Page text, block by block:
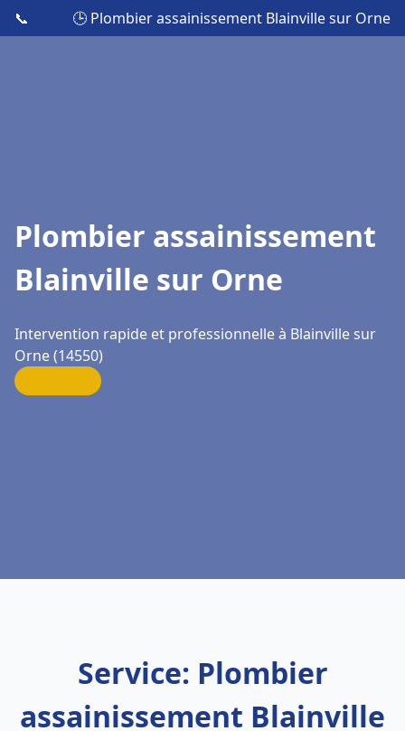
📞 🕒 Plombier assainissement Blainville sur Orne
Plombier assainissement
Blainville sur Orne
Intervention rapide et professionnelle à Blainville sur
Orne (14550)
Service: Plombier
assainissement Blainville